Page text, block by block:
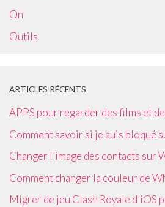
On
Outils
ARTICLES RÉCENTS
APPS pour regarder des films et
Comment savoir si je suis bloqué
Changer l’image des contacts sur
Comment changer la couleur de
Migrer de jeu Clash Royale d’iOS